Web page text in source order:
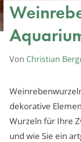
Von Christian
dekorative
Wurzeln für Ihre
und wie Sie ein